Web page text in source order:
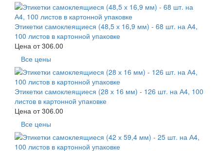
Этикетки самоклеящиеся (48,5 х 16,9 мм) - 68 шт. на А4,
100 листов в картонной упаковке
Цена от306.00
Все цены
Этикетки самоклеящиеся (28 х 16 мм) - 126 шт. на А4, 100
листов в картонной упаковке
Цена от306.00
Все цены